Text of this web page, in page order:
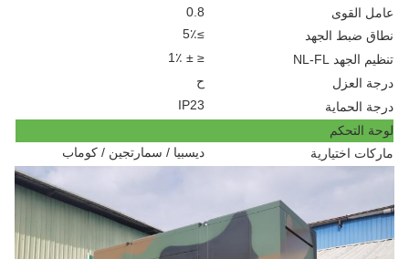
عامل القوى
0.8
نطاق ضبط الجهد
≥5٪
تنظيم الجهد NL-FL
≤ ± 1٪
درجة العزل
ح
درجة الحماية
IP23
لوحة التحكم
ماركات اختيارية
ديسبيا / سمارتجين / كوماب